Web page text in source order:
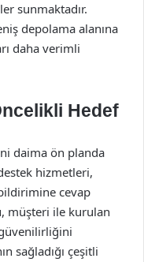
sunmaktadır.
depolama alanına
daha verimli
Hedef
daima ön planda
hizmetleri,
cevap
müşteri ile kurulan
sağladığı çeşitli